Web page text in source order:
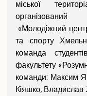
міської
«Молодіжний
та спорту
команда
факультету
команди: Максим
Кіяшко, Владислав